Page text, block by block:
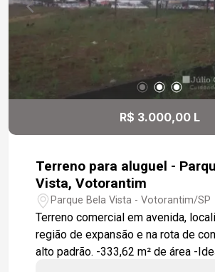
R$ 3.000,00 L
Terreno para aluguel -
Vista, Votorantim
Parque Bela Vista - Votorantim/SP
Terreno comercial em avenida,
região de expansão e na rota de
alto padrão. -333,62 m² de área -Ideal para